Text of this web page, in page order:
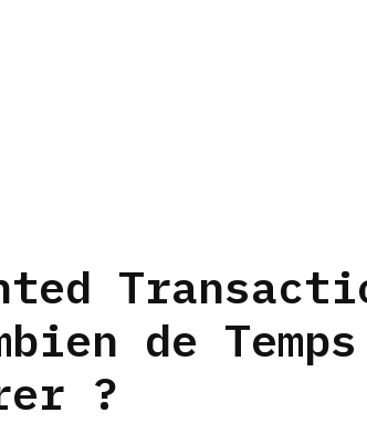
de
?